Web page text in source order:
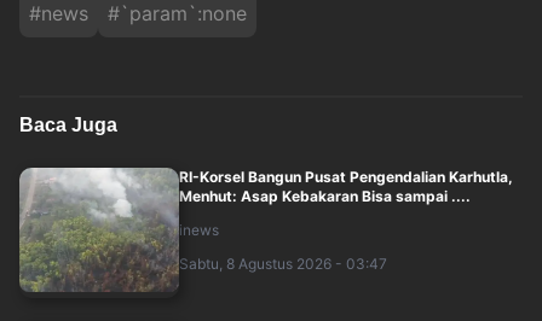
#news #`param`:none
Baca Juga
RI-Korsel Bangun Pusat Pengendalian Karhutla,
Menhut: Asap Kebakaran Bisa sampai ....
inews
Sabtu, 8 Agustus 2026 - 03:47